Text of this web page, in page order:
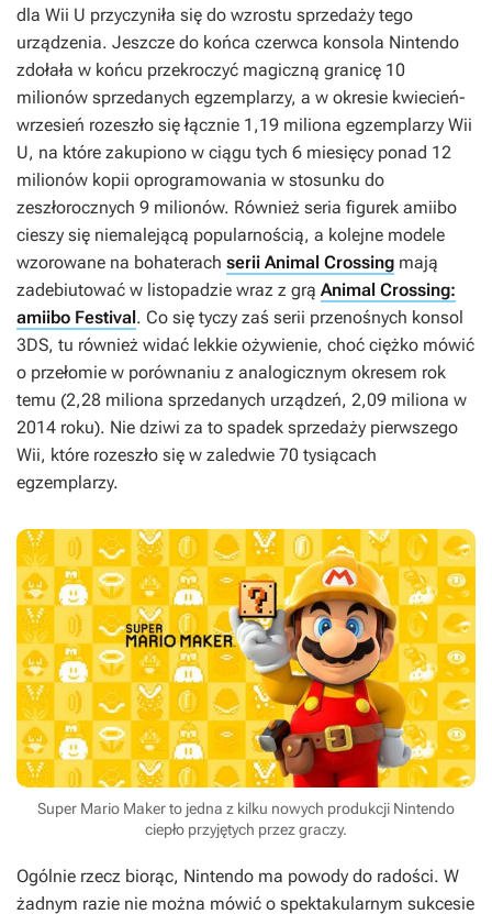
dla Wii U przyczyniła się do wzrostu sprzedaży tego
urządzenia. Jeszcze do końca czerwca konsola Nintendo
zdołała w końcu przekroczyć magiczną granicę 10
milionów sprzedanych egzemplarzy, a w okresie kwiecień-
wrzesień rozeszło się łącznie 1,19 miliona egzemplarzy Wii
U, na które zakupiono w ciągu tych 6 miesięcy ponad 12
milionów kopii oprogramowania w stosunku do
zeszłorocznych 9 milionów. Również seria figurek amiibo
cieszy się niemalejącą popularnością, a kolejne modele
wzorowane na bohaterach serii Animal Crossing mają
zadebiutować w listopadzie wraz z grą Animal Crossing:
amiibo Festival. Co się tyczy zaś serii przenośnych konsol
3DS, tu również widać lekkie ożywienie, choć ciężko mówić
o przełomie w porównaniu z analogicznym okresem rok
temu (2,28 miliona sprzedanych urządzeń, 2,09 miliona w
2014 roku). Nie dziwi za to spadek sprzedaży pierwszego
Wii, które rozeszło się w zaledwie 70 tysiącach
egzemplarzy.
Super Mario Maker to jedna z kilku nowych produkcji Nintendo
ciepło przyjętych przez graczy.
Ogólnie rzecz biorąc, Nintendo ma powody do radości. W
żadnym razie nie można mówić o spektakularnym sukcesie